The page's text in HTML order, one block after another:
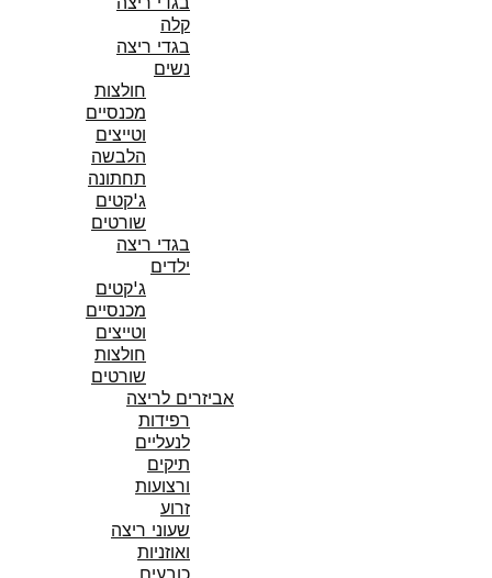
קלה
בגדי ריצה
נשים
חולצות
מכנסיים
וטייצים
הלבשה
תחתונה
ג'קטים
שורטים
בגדי ריצה
ילדים
ג'קטים
מכנסיים
וטייצים
חולצות
שורטים
אביזרים לריצה
רפידות
לנעליים
תיקים
ורצועות
זרוע
שעוני ריצה
ואוזניות
כובעים